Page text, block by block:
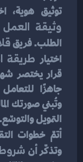
توثيق هوية،
وثيقة العمل
الطلب. فريق
اختيار طريقة
أتمّ خطوات
وتذكّر أن